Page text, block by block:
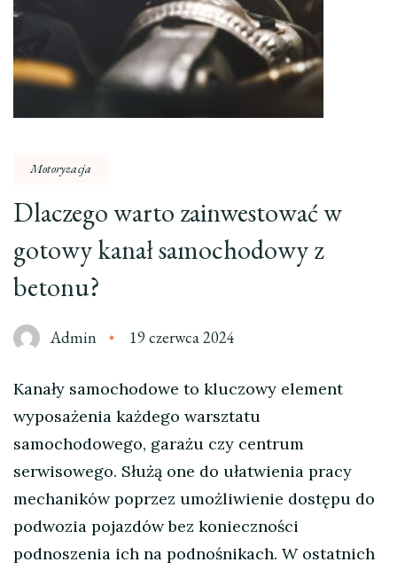
Motoryzacja
Dlaczego warto zainwestować w
gotowy kanał samochodowy z
betonu?
Admin 19 czerwca 2024
Kanały samochodowe to kluczowy element
wyposażenia każdego warsztatu
samochodowego, garażu czy centrum
serwisowego. Służą one do ułatwienia pracy
mechaników poprzez umożliwienie dostępu do
podwozia pojazdów bez konieczności
podnoszenia ich na podnośnikach. W ostatnich